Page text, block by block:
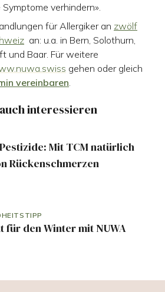
verhindern».
für Allergiker an zwölf
an: u.a. in Bern, Solothurn,
und Baar. Für weitere
gehen oder gleich
vereinbaren.
interessieren
Mit TCM natürlich
Rückenschmerzen
für den Winter mit NUWA